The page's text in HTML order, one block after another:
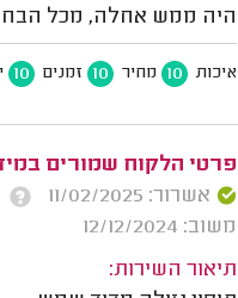
היה ממש אחלה, מכל
איכות 10 מחיר 10 זמנים 10
פרטי הלקוח שמורים
אשרור: 11/02/2025
משוב: 12/12/2024
תיאור השירות: